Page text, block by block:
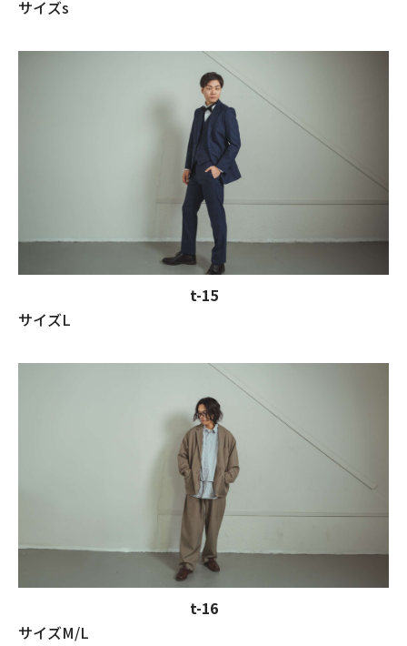
サイズs
t-15
サイズL
t-16
サイズM/L